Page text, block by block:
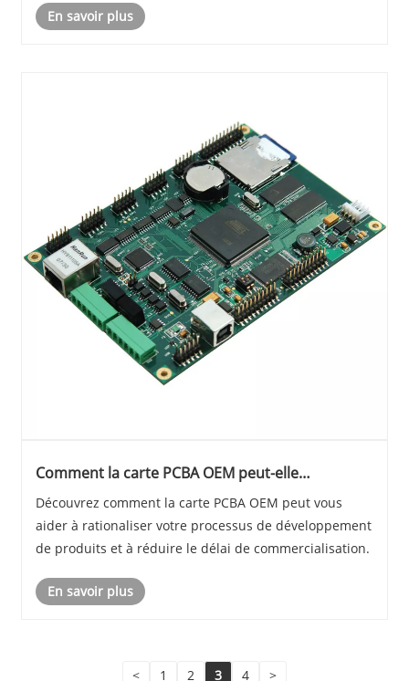
En savoir plus
Comment la carte PCBA OEM peut-elle
mon délai de marché?
Découvrez comment la carte PCBA OEM peut vous
aider à rationaliser votre processus de développement
de produits et à réduire le délai de commercialisation.
En savoir plus
< 1 2 3 4 >